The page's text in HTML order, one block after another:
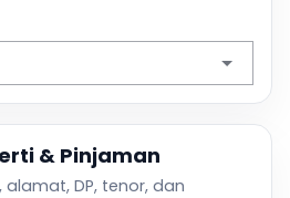
& Pinjaman
DP, tenor, dan